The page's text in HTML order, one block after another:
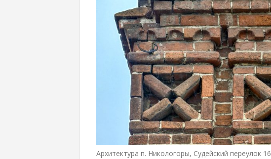
Архитектура п. Никологоры, Судейский переулок 16